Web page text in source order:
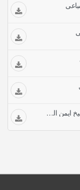
الرقية الشرعية الرقية الشرعية بصوت الشيخ ايمن الزهراني